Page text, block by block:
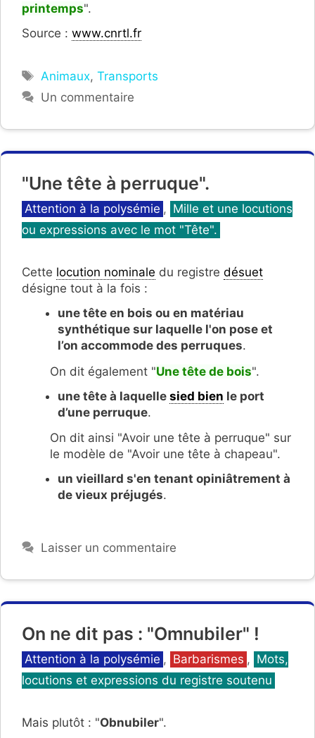
printemps".
Source : www.cnrtl.fr
Étiquettes
Animaux,Transports
Un commentaire
"Une tête à perruque".
Catégories
Attention à la polysémie , Mille et une locutions
ou expressions avec le mot "Tête".
Cette locution nominale du registre désuet
désigne tout à la fois :
une tête en bois ou en matériau
synthétique sur laquelle l'on pose et
l’on accommode des perruques.
On dit également "Une tête de bois".
une tête à laquelle sied bien le port
d’une perruque.
On dit ainsi "Avoir une tête à perruque" sur
le modèle de "Avoir une tête à chapeau".
un vieillard s'en tenant opiniâtrement à
de vieux préjugés.
Laisser un commentaire
On ne dit pas : "Omnubiler" !
Catégories
Attention à la polysémie , Barbarismes , Mots,
locutions et expressions du registre soutenu
Mais plutôt : "Obnubiler".